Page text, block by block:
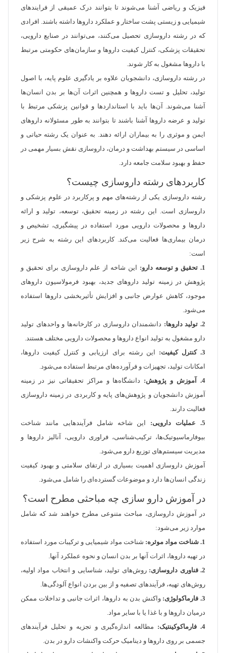
فیزیک و ریاضی آشنا می‌شوند تا بتوانند درک عمیقی از فرایندهای
شیمیایی و زیستی پشت ساختار و عملکرد داروها داشته باشند. افرادی
که در رشته داروسازی تحصیل می‌کنند، می‌توانند در صنایع دارویی،
تحقیقات پزشکی، کنترل کیفیت دارو‌ها و سازمان‌های حکومتی مرتبط
با داروها مشغول به کار شوند.
در رشته داروسازی، دانشجویان علاوه بر یادگیری علوم پایه، با اصول
تولید، تحلیل و تست داروها و همچنین اثرات آن‌ها بر بدن انسان‌ها
آشنا می‌شوند. آن‌ها باید با استانداردها و قوانین پزشکی مرتبط با
تولید و عرضه داروها آشنا باشند تا بتوانند به طور مسئولانه داروهای
ایمن و موثری را به بیماران ارائه دهند. به عنوان یک رشته حیاتی و
اساسی در سیستم بهداشت و درمان، داروسازی نقش بسیار مهمی در
حفظ و بهبود سلامت جامعه دارد.
کاربردهای رشته داروسازی چیست؟
رشته داروسازی یکی از رشته‌های مهم و پرکاربرد در علوم پزشکی و
داروسازی است. این رشته در زمینه تحقیق، توسعه، تولید و ارائه
داروها و محصولات دارویی مورد استفاده در پیشگیری، تشخیص و
درمان بیماری‌ها فعالیت می‌کند. کاربردهای این رشته به شرح زیر
است:
1. تحقیق و توسعه دارو:
این شاخه از علم داروسازی برای تحقیق و
پژوهش در زمینه تولید داروهای جدید، بهبود فرمولاسیون داروهای
موجود، کاهش عوارض جانبی و افزایش تأثیربخشی داروها استفاده
می‌شود.
2. تولید داروها:
دانشمندان داروسازی در کارخانه‌ها و واحدهای تولید
دارو مشغول به تولید انواع داروها و محصولات دارویی مختلف هستند.
3. کنترل کیفیت:
این رشته برای ارزیابی و کنترل کیفیت داروها،
امکانات تولید، تجهیزات و فرآورده‌های مرتبط استفاده می‌شود.
4. آموزش و پژوهش:
دانشگاه‌ها و مراکز تحقیقاتی نیز در زمینه
آموزش دانشجویان و پژوهش‌های پایه و کاربردی در زمینه داروسازی
فعالیت دارند.
5. عملیات دارویی:
این شاخه شامل فرآیندهایی مانند شناخت
بیوفارماسیوتیک‌ها، ترکیب‌شناسی، فراوری دارویی، آنالیز داروها و
مدیریت سیستم‌های توزیع دارو می‌شود.
آموزش داروسازی اهمیت بسیاری در ارتقای سلامتی و بهبود کیفیت
زندگی انسان‌ها دارد و موضوعات گسترده‌ای را شامل می‌شود.
در آموزش دارو سازی چه مباحثی مطرح است؟
در آموزش داروسازی، مباحث متنوعی مطرح خواهند شد که شامل
موارد زیر می‌شود:
1. شناخت مواد موثره:
شناخت مواد شیمیایی و ترکیبات مورد استفاده
در تهیه داروها، اثرات آنها بر بدن انسان و نحوه عملکرد آنها.
2. فناوری داروسازی:
روش‌های تولید، شناسایی و انتخاب مواد اولیه،
روش‌های تهیه، فرآیندهای تصفیه و از بین بردن انواع آلودگی‌ها.
3. فارماکولوژی:
واکنش بدن به داروها، اثرات جانبی و تداخلات ممکن
درمیان داروها و با غذا یا با سایر مواد.
4. فارماکوکینتیک:
مطالعه اندازه‌گیری و تجزیه و تحلیل فرآیندهای
جسمی بر روی داروها و دینامیک حرکت واکنشات دارو در بدن.